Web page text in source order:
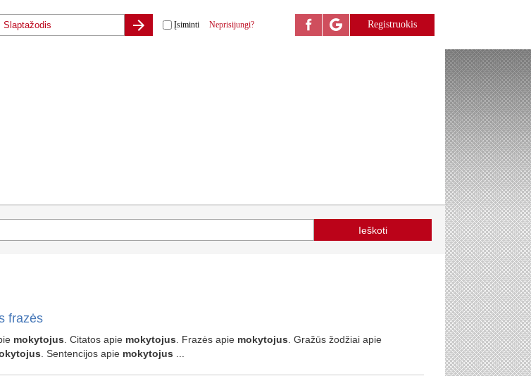
Įsiminti Neprisijungi? Registruokis
frazės
mokytojus . Citatos apie mokytojus . Frazės apie mokytojus . Gražūs žodžiai apie
. Sentencijos apie mokytojus